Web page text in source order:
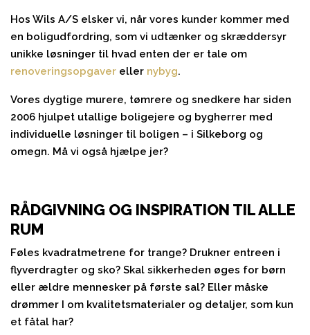
Hos Wils A/S elsker vi, når vores kunder kommer med
en boligudfordring, som vi udtænker og skræddersyr
unikke løsninger til hvad enten der er tale om
renoveringsopgaver eller nybyg.
Vores dygtige murere, tømrere og snedkere har siden
2006 hjulpet utallige boligejere og bygherrer med
individuelle løsninger til boligen – i Silkeborg og
omegn. Må vi også hjælpe jer?
RÅDGIVNING OG INSPIRATION TIL ALLE
RUM
Føles kvadratmetrene for trange? Drukner entreen i
flyverdragter og sko? Skal sikkerheden øges for børn
eller ældre mennesker på første sal? Eller måske
drømmer I om kvalitetsmaterialer og detaljer, som kun
et fåtal har?